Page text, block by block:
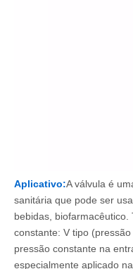
Aplicativo:A válvula é
sanitária que pode ser
bebidas,
constante: V tipo
pressão constante na
especialmente aplicado